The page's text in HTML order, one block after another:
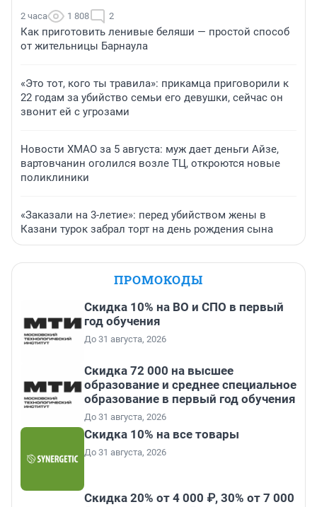
2 часа 1 808 2
Как приготовить ленивые беляши — простой способ
от жительницы Барнаула
«Это тот, кого ты травила»: прикамца приговорили к
22 годам за убийство семьи его девушки, сейчас он
звонит ей с угрозами
Новости ХМАО за 5 августа: муж дает деньги Айзе,
вартовчанин оголился возле ТЦ, откроются новые
поликлиники
«Заказали на 3-летие»: перед убийством жены в
Казани турок забрал торт на день рождения сына
ПРОМОКОДЫ
Скидка 10% на ВО и СПО в первый
год обучения
До 31 августа, 2026
Скидка 72 000 на высшее
образование и среднее специальное
образование в первый год обучения
До 31 августа, 2026
Скидка 10% на все товары
До 31 августа, 2026
Скидка 20% от 4 000 ₽, 30% от 7 000